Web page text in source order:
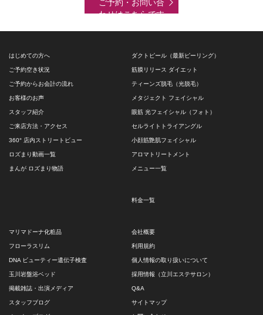
わせはこちらです
はじめての方へ
ご予約空き状況
ご予約からお会計の流れ
お客様のお声
スタッフ紹介
ご来店方法・アクセス
360° 店内ストリートビュー
ロズまり動画一覧
まんが ロズまり物語
ダクトピール（最新ピーリング）
筋膜リリース ダイエット
ティーンズ脱毛（光脱毛）
メタジェクト フェイシャル
眼筋 光フェイシャル（フォト）
セルライトトライアングル
小顔筋艶肌フェイシャル
アロマトリートメント
メニュー一覧
料金一覧
マリマドーナ化粧品
フローラスリム
DNA ビューティー遺伝子検査
玉川岩盤浴ベッド
掲載雑誌・出演メディア
スタッフブログ
会社概要
利用規約
個人情報の取り扱いについて
採用情報（立川エステサロン）
Q&A
サイトマップ